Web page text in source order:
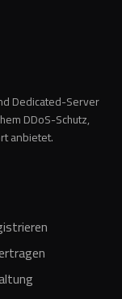
Dedicated-Server
DDoS-Schutz,
anbietet.